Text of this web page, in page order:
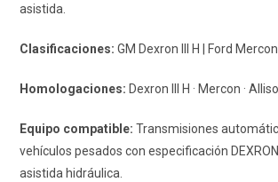
asistida.
Clasificaciones: GM Dexron III H | Ford
Homologaciones: Dexron III H · Mercon ·
Equipo compatible: Transmisiones
vehículos pesados con especificación
asistida hidráulica.